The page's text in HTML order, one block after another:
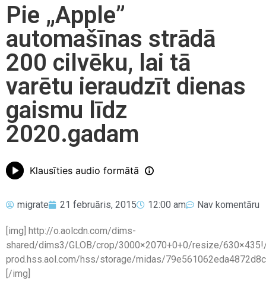
Pie „Apple”
automašīnas strādā
200 cilvēku, lai tā
varētu ieraudzīt dienas
gaismu līdz
2020.gadam
Klausīties audio formātā
migrate 21 februāris, 2015 12:00 am Nav komentāru
[img] http://o.aolcdn.com/dims-
shared/dims3/GLOB/crop/3000×2070+0+0/resize/
prod.hss.aol.com/hss/storage/midas/
[/img]